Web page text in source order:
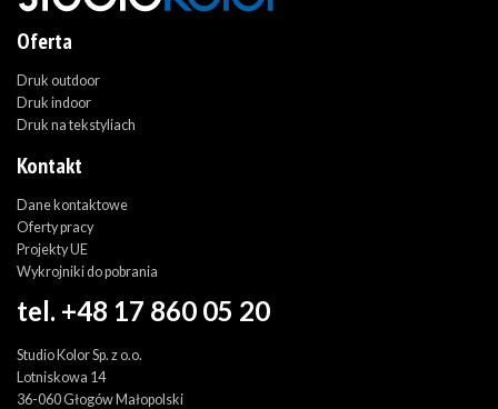
Oferta
Druk outdoor
Druk indoor
Druk na tekstyliach
Kontakt
Dane kontaktowe
Oferty pracy
Projekty UE
Wykrojniki do pobrania
tel. +48 17 860 05 20
Studio Kolor Sp. z o.o.
Lotniskowa 14
36-060 Głogów Małopolski